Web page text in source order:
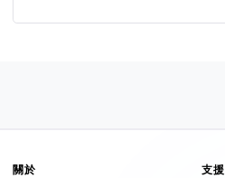
關於 支援